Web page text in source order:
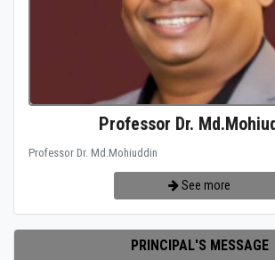
Professor Dr.
Professor Dr. Md.Mohiuddin
See more
PRINCIPAL'S MESSAGE